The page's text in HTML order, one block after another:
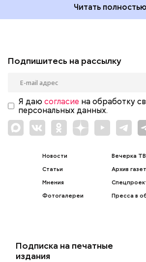
Читать полностью
Подпишитесь на рассылку
Я даю согласие на обработку
персональных данных.
Новости
Статьи
Мнения
Фотогалереи
Вечерка ТВ
Архив
Пресса в
Подписка на печатные
издания